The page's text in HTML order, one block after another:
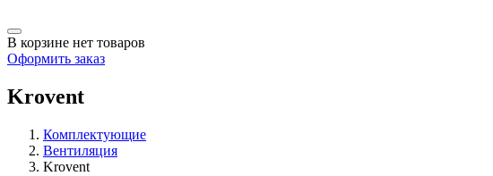
В корзине нет товаров
Оформить заказ
Krovent
Комплектующие
Вентиляция
Krovent